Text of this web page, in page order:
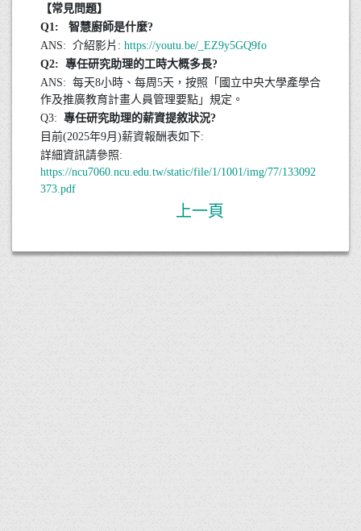
【常見問題】
Q1: 智慧廚師是什麼?
ANS: 介紹影片: https://youtu.be/_EZ9y5GQ9fo
Q2: 專任研究助理的工時大概多長?
ANS: 每天8小時、每周5天，按照「國立中央大學產學合
作及推廣教育計畫人員管理要點」規定。
Q3: 專任研究助理的薪資提敘狀況?
目前(2025年9月)薪資報酬表如下:
詳細資訊請參照:
https://ncu7060.ncu.edu.tw/static/file/1/1001/img/77/133092
373.pdf
上一頁